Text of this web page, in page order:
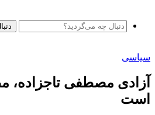
سیاسی
آزادی مصطفی تاجزاده،
است